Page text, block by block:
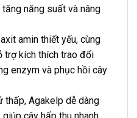
năng suất và nâng
amin thiết yếu, cùng
trợ kích thích trao đổi
enzym và phục hồi cây
thấp, Agakelp dễ dàng
cây hấp thu nhanh